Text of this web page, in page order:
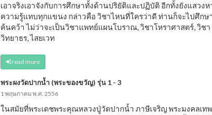
เอาจริงเอาจังกับการศึกษาทั้งด้านปริยัติและปฏิบัติ อีกทั้งยังแสวงห
ความรู้แทบทุกแขนง กล่าวคือ วิชาไหนที่ใครว่าดี ท่านก็จะไปศึกษ
ค้นคว้า ไม่ว่าจะเป็นวิชาแพทย์แผนโบราณ, วิชาโหราศาสตร์, วิชา
วิทยาธร, ไสยเวท
read more
พระผงวัดปากน้ำ (พระของขวัญ) รุ่น 1 - 3
1 พฤษภาคม พ.ศ. 2556
ในสมัยที่พระเดชพระคุณหลวงปู่วัดปากน้ำ ภาษีเจริญ พระมงคลเทพ